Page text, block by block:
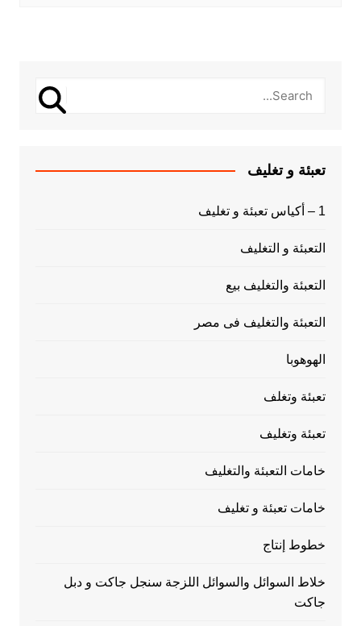
تعبئة و تغليف
1 – أكياس تعبئة و تغليف
التعبئة و التغليف
التعبئة والتغليف بيع
التعبئة والتغليف فى مصر
الهوهوبا
تعبئة وتغلف
تعبئة وتغليف
خامات التعبئة والتغليف
خامات تعبئة و تغليف
خطوط إنتاج
خلاط السوائل والسوائل اللزجة سنجل جاكت و دبل
جاكت